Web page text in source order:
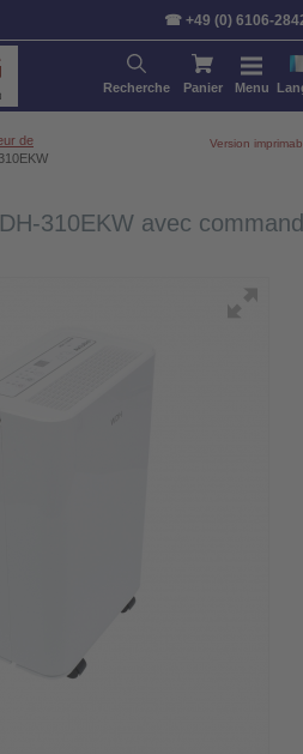
☎ +49 (0) 6106-
Recherche Panier Menu
de
Version
310EKW avec